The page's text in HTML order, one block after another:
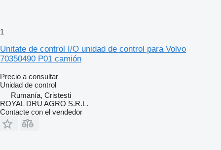
1
Unitate de control I/O unidad de control para Volvo
70350490 P01 camión
Precio a consultar
Unidad de control
Rumanía, Cristesti
ROYAL DRU AGRO S.R.L.
Contacte con el vendedor